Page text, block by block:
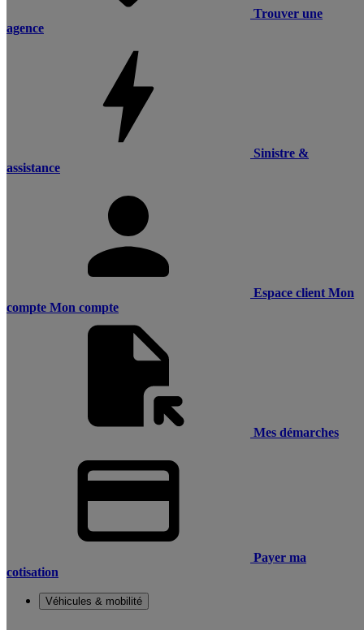
Trouver une
agence
Sinistre &
assistance
Espace client Mon
compte Mon compte
Mes démarches
Payer ma
cotisation
Véhicules & mobilité